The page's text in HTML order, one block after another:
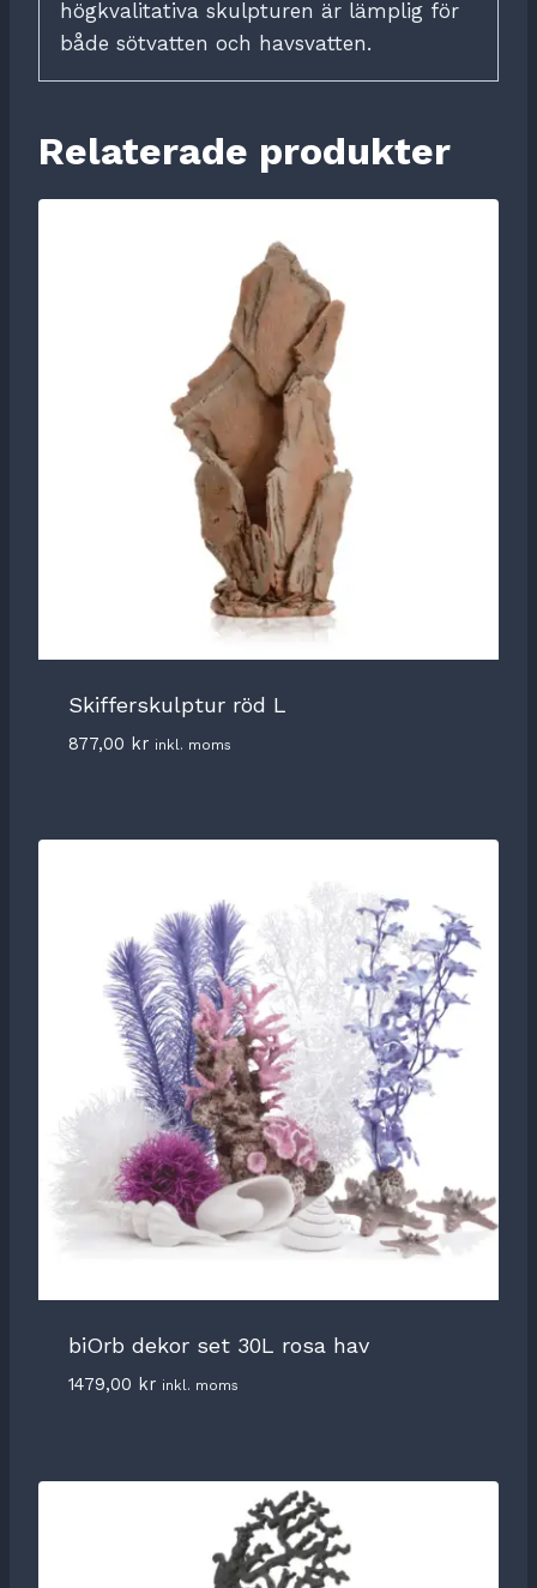
högkvalitativa skulpturen är lämplig för
både sötvatten och havsvatten.
Relaterade produkter
Skifferskulptur röd L
877,00 kr inkl. moms
biOrb dekor set 30L rosa hav
1479,00 kr inkl. moms